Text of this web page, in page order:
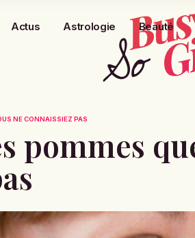
Actus Astrologie Beauté
NE CONNAISSIEZ PAS
pommes